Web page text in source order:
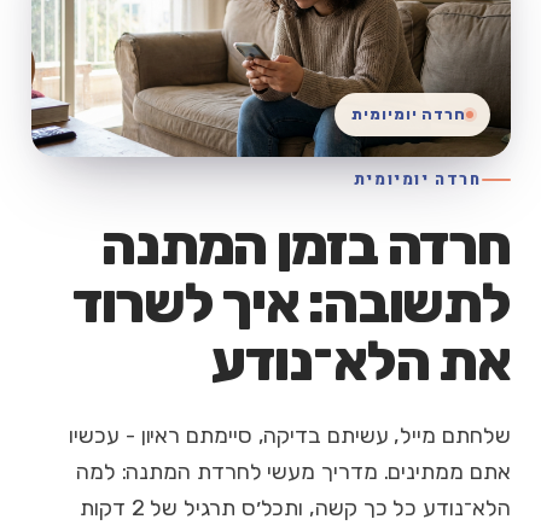
חרדה יומיומית
חרדה בזמן המתנה
לתשובה: איך לשרוד
את הלא־נודע
שלחתם מייל, עשיתם בדיקה, סיימתם ראיון - עכשיו
אתם ממתינים. מדריך מעשי לחרדת המתנה: למה
הלא־נודע כל כך קשה, ותכל׳ס תרגיל של 2 דקות
חרדה יומיומית